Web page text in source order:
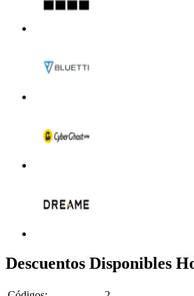
Descuentos Disponibles